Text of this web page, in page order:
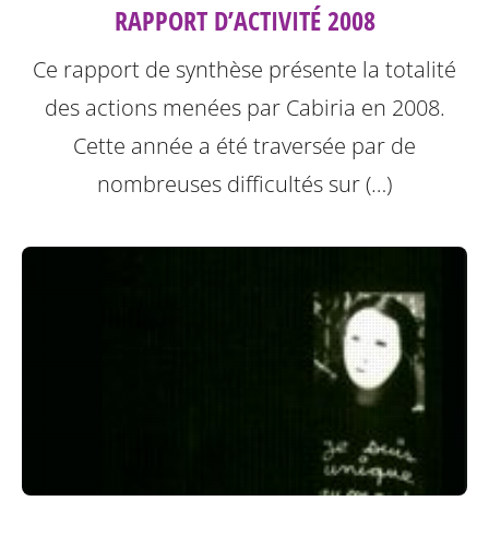
RAPPORT D’ACTIVITÉ 2008
Ce rapport de synthèse présente la totalité
des actions menées par Cabiria en 2008.
Cette année a été traversée par de
nombreuses difficultés sur (…)